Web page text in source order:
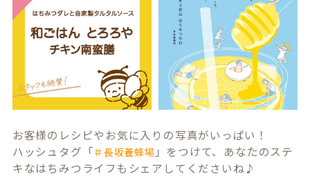
お客様のレシピやお気に入りの写真がいっぱい！
ハッシュタグ「＃長坂養蜂場 」をつけて、あなたのステ
キなはちみつライフもシェアしてくださいね♪